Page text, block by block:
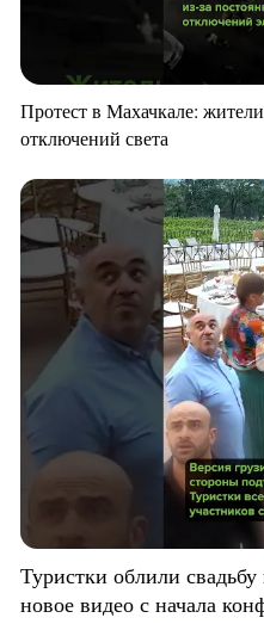
Протест в Махачкале:
отключений света
Туристки облили
новое видео с начала